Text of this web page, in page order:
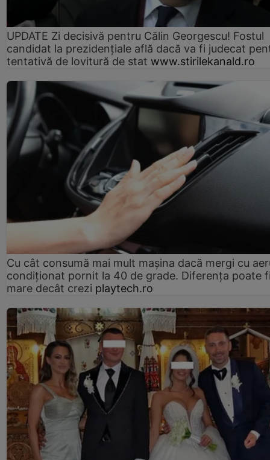
UPDATE Zi decisivă pentru Călin Georgescu! Fostul
candidat la prezidențiale află dacă va fi judecat
tentativă de lovitură de stat www.stirilekanald.ro
Cu cât consumă mai mult mașina dacă mergi cu
condiționat pornit la 40 de grade. Diferența poate
mare decât crezi playtech.ro